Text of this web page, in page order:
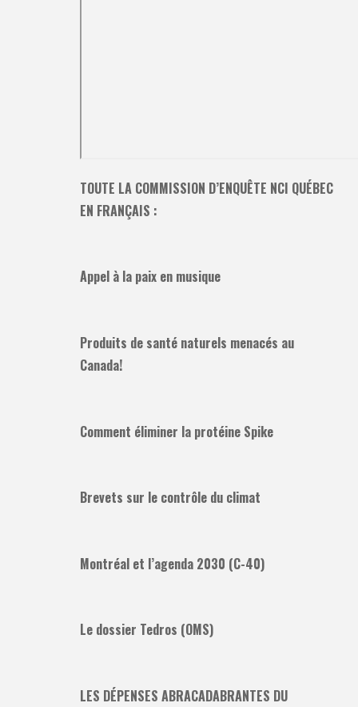
TOUTE LA COMMISSION D’ENQUÊTE NCI QUÉBEC
EN FRANÇAIS :
Appel à la paix en musique
Produits de santé naturels menacés au
Canada!
Comment éliminer la protéine Spike
Brevets sur le contrôle du climat
Montréal et l’agenda 2030 (C-40)
Le dossier Tedros (OMS)
LES DÉPENSES ABRACADABRANTES DU